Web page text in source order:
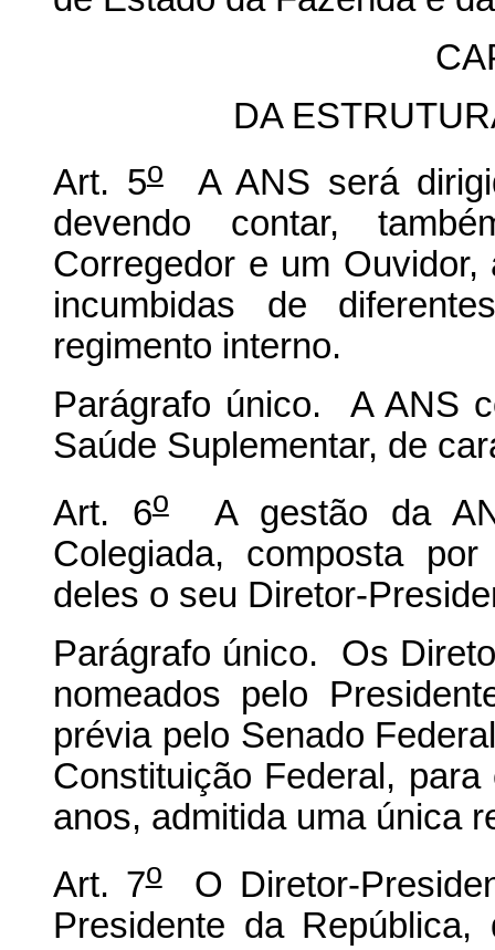
DA
Art. 5oA ANS será
devendo contar,
Corregedor e um
incumbidas de
regimento interno.
Parágrafo único. A ANS
Saúde Suplementar, de
Art. 6oA gestão da
Colegiada, composta
deles o seu Diretor-
Parágrafo único. Os
nomeados pelo
prévia pelo Senado
Constituição Federal,
anos, admitida uma única
Art. 7oO Diretor-
Presidente da